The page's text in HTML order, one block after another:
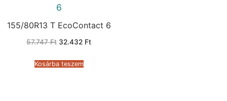
6
155/80R13 T EcoContact 6
57.747Ft Original
57.747 Ft.
32.432 FtCurrent
Kosárba teszem